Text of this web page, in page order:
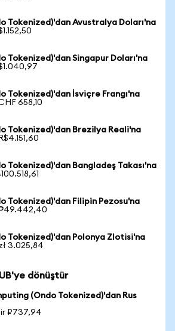
Tokenized)'dan Avustralya Doları'na
Tokenized)'dan Singapur Doları'na
Tokenized)'dan İsviçre Frangı'na
658,10
Tokenized)'dan Brezilya Reali'na
Tokenized)'dan Bangladeş Takası'na
Tokenized)'dan Filipin Pezosu'na
₱49.442,40
Tokenized)'dan Polonya Zlotisi'na
3.025,84
dönüştür
(Ondo Tokenized)'dan Rus
₽737,94